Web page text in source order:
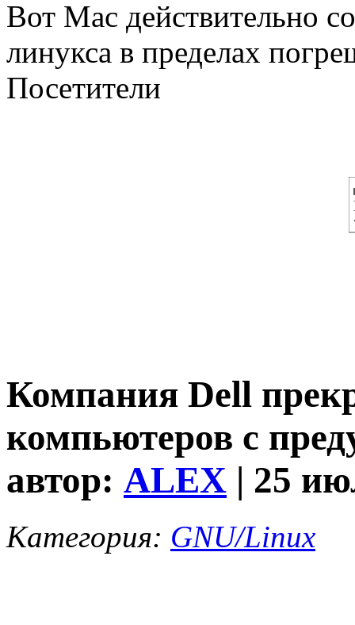
Вот Mac действительно
линукса в пределах
Посетители
Компания Dell
компьютеров с
автор: ALEX | 25
Категория: GNU/Linux